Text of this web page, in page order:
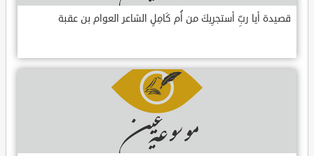
قصيدة أيا ربِّ أستجرِيكَ من أُم كَامِلٍ الشاعر العوام بن عقبة